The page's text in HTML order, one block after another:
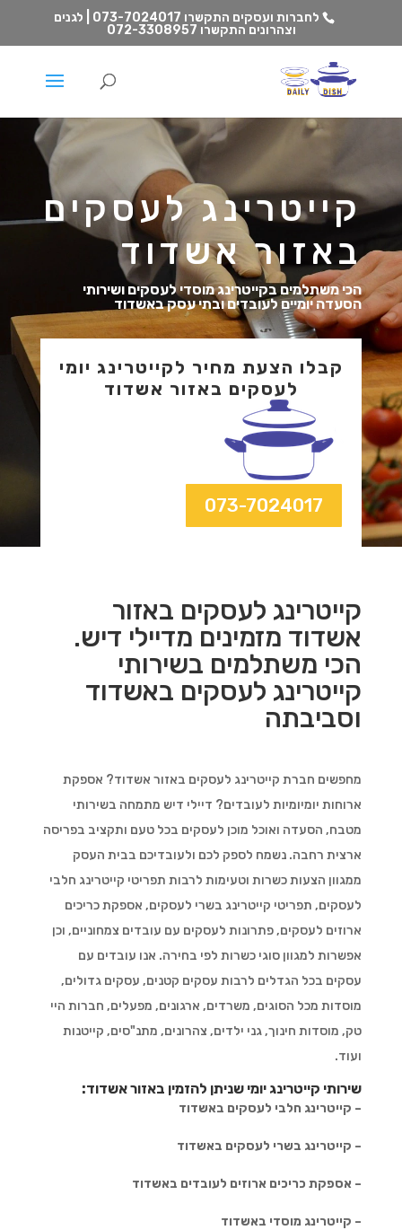
לחברות ועסקים התקשרו
073-7024017 | לגנים
וצהרונים התקשרו 072-3308957
קייטרינג לעסקים
באזור אשדוד
הכי משתלמים בקייטרינג מוסדי לעסקים ושירותי
הסעדה יומיים לעובדים ובתי עסק באשדוד
קבלו הצעת מחיר לקייטרינג יומי
לעסקים באזור אשדוד
073-7024017
קייטרינג לעסקים באזור
אשדוד מזמינים מדיילי דיש.
הכי משתלמים בשירותי
קייטרינג לעסקים באשדוד
וסביבתה
מחפשים חברת קייטרינג לעסקים באזור אשדוד? אספקת
ארוחות יומיומיות לעובדים? דיילי דיש מתמחה בשירותי
מטבח, הסעדה ואוכל מוכן לעסקים בכל טעם ותקציב בפריסה
ארצית רחבה. נשמח לספק לכם ולעובדיכם בבית העסק
ממגוון הצעות כשרות וטעימות לרבות תפריטי קייטרינג חלבי
לעסקים, תפריטי קייטרינג בשרי לעסקים, אספקת כריכים
ארוזים לעסקים, פתרונות לעסקים עם עובדים צמחוניים, וכן
אפשרות למגוון סוגי כשרות לפי בחירה. אנו עובדים עם
עסקים בכל הגדלים לרבות עסקים קטנים, עסקים גדולים,
מוסדות מכל הסוגים, משרדים, ארגונים, מפעלים, חברות היי
טק, מוסדות חינוך, גני ילדים, צהרונים, מתנ"סים, קייטנות
ועוד.
שירותי קייטרינג יומי שניתן להזמין באזור אשדוד:
– קייטרינג חלבי לעסקים באשדוד
– קייטרינג בשרי לעסקים באשדוד
– אספקת כריכים ארוזים לעובדים באשדוד
– קייטרינג מוסדי באשדוד